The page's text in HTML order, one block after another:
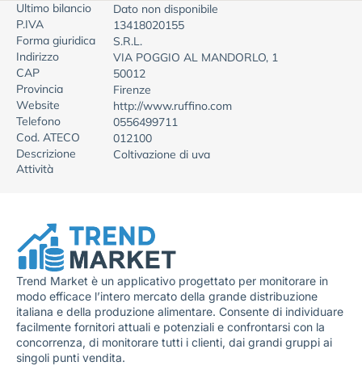
Ultimo bilancio
Dato non disponibile
P.IVA
13418020155
Forma giuridica
S.R.L.
Indirizzo
VIA POGGIO AL MANDORLO, 1
CAP
50012
Provincia
Firenze
Website
http://www.ruffino.com
Telefono
0556499711
Cod. ATECO
012100
Descrizione
Attività
Coltivazione di uva
Trend Market è un applicativo progettato per monitorare in
modo efficace l’intero mercato della grande distribuzione
italiana e della produzione alimentare. Consente di individuare
facilmente fornitori attuali e potenziali e confrontarsi con la
concorrenza, di monitorare tutti i clienti, dai grandi gruppi ai
singoli punti vendita.